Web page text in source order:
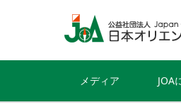
メディア JOA